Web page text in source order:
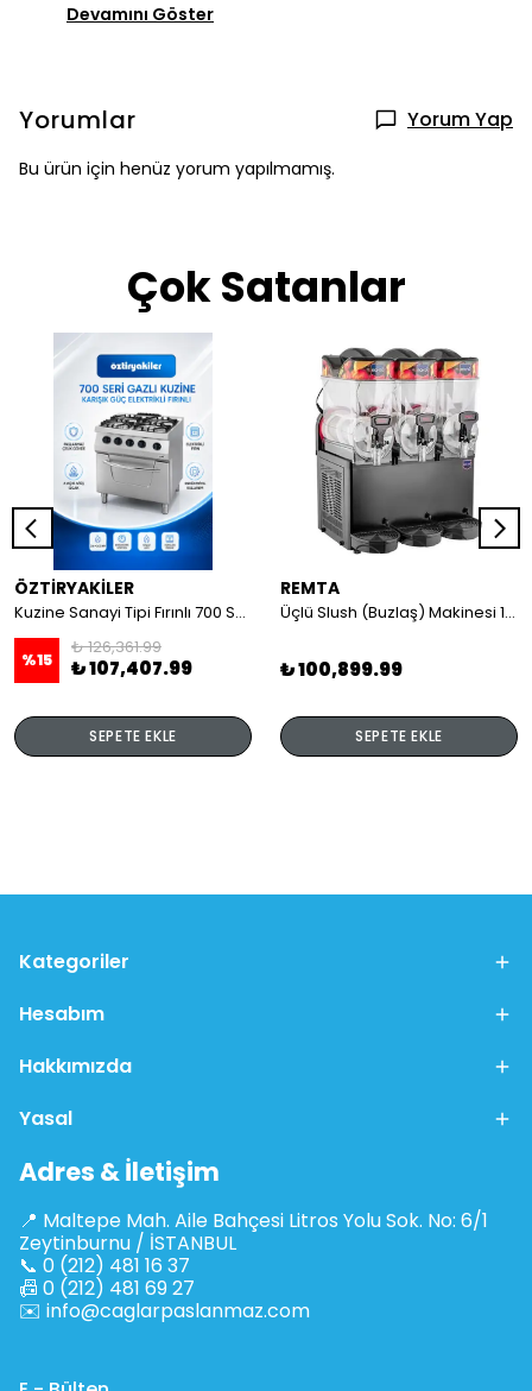
Devamını Göster
Yorumlar Yorum Yap
Bu ürün için henüz yorum yapılmamış.
Çok Satanlar
ÖZTİRYAKİLER
Kuzine Sanayi Tipi Fırınlı 700 Seri Gazlı 4 Açık Ateş 80x70x85 (Lp)-2X6Kw+2X7,5Kw+6Kw Elektrikli Fırın
%15
₺ 126,361.99
₺ 107,407.99
SEPETE EKLE
REMTA
Üçlü Slush (Buzlaş) Makinesi 12+12+12 lt
₺ 100,899.99
SEPETE EKLE
Kategoriler
Hesabım
Hakkımızda
Yasal
Adres & İletişim
📍 Maltepe Mah. Aile Bahçesi Litros Yolu Sok. No: 6/1
Zeytinburnu / İSTANBUL
📞 0 (212) 481 16 37
📠 0 (212) 481 69 27
✉️ info@caglarpaslanmaz.com